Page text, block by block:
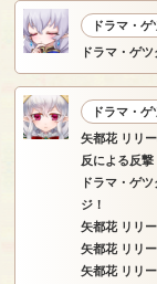
ドラマ・ゲ
ドラマ・ゲツ
ドラマ・ゲ
矢都花 リリ
反による反
ドラマ・ゲ
ジ！
矢都花 リリ
矢都花 リリ
矢都花 リリ